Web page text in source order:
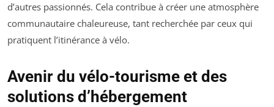
d’autres passionnés. Cela contribue à créer une atmosphère
communautaire chaleureuse, tant recherchée par ceux qui
pratiquent l’itinérance à vélo.
Avenir du vélo-tourisme et des
solutions d’hébergement